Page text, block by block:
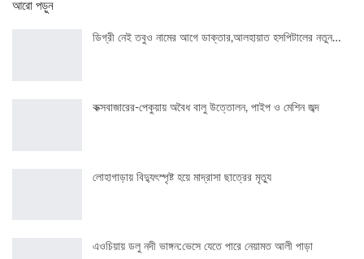
আরো পড়ুন
ডিগ্রী নেই তবুও নামের আগে ডাক্তার,আলহায়াত হসপিটালের নতুন…
কক্সবাজারের-পেকুয়ায় অবৈধ বালু উত্তোলন, পাইপ ও মেশিন জব্দ
লোহাগাড়ায় বিদ্যুৎস্পৃষ্ট হয়ে মাদ্রাসা ছাত্রের মৃত্যু
এওচিয়ায় ডলু নদী ভাঙ্গন:ভেসে যেতে পারে নেয়ামত আলী পাড়া